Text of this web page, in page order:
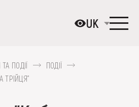
UK
ПОДІЇ
ПОДІЇ
ТРІЙЦЯ"